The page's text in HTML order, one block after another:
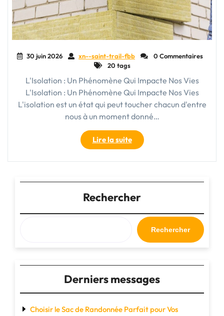
30 juin 2026 xn--saint-trail-fbb
0 Commentaires
20 tags
L'Isolation : Un Phénomène Qui Impacte Nos Vies
L'Isolation : Un Phénomène Qui Impacte Nos Vies
L'isolation est un état qui peut toucher chacun d'entre
nous à un moment donné…
Lire la suite"Lutter
contre
l’isolement
Cultiver
des
liens
sociaux
pour
un
Rechercher
Rechercher
Derniers messages
Choisir le Sac de Randonnée Parfait pour Vos